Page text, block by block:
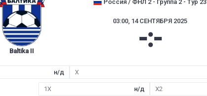
Baltika II
Россия / ФНЛ 2 - Группа 2 - Тур 23
03:00, 14 СЕНТЯБРЯ 2025
-:-
н/д X
1X н/д X2